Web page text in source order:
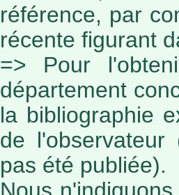
référence, par
récente figurant
=> Pour
département
la bibliographie
de
pas été publiée).